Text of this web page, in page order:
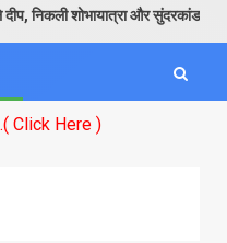
शोभायात्रा और सुंदरकांड पाठ से
)